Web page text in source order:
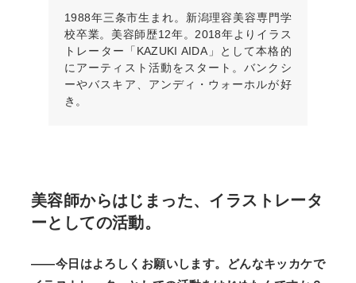
1988年三条市生まれ。新潟理容美容専門学
校卒業。美容師歴12年。2018年よりイラス
トレーター「KAZUKI AIDA」として本格的
にアーティスト活動をスタート。バンクシ
ーやバスキア、アンディ・ウォーホルが好
き。
美容師からはじまった、イラストレータ
ーとしての活動。
――今日はよろしくお願いします。どんなキッカケで